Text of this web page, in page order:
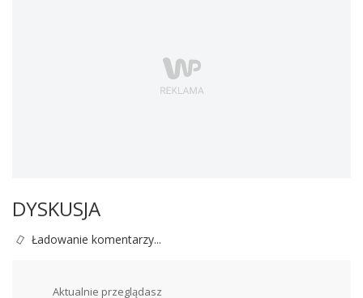
DYSKUSJA
Ładowanie komentarzy...
Aktualnie przeglądasz